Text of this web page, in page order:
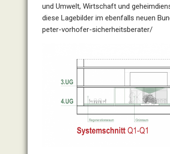
und Umwelt, Wirtschaft und
diese Lagebilder im ebenfalls neuen
peter-vorhofer-sicherheitsberater/